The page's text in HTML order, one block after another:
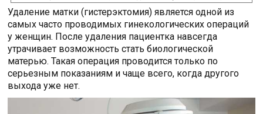
Удаление матки (гистерэктомия) является одной из
самых часто проводимых гинекологических операций
у женщин. После удаления пациентка навсегда
утрачивает возможность стать биологической
матерью. Такая операция проводится только по
серьезным показаниям и чаще всего, когда другого
выхода уже нет.